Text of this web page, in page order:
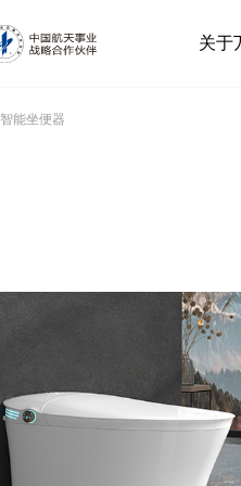
关于
智能坐便器